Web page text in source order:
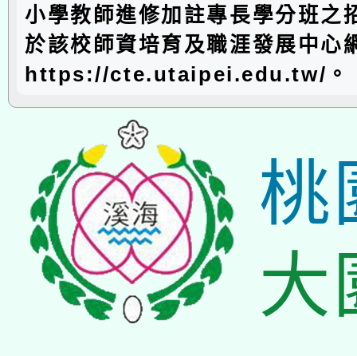
小學教師進修加註專長學分班之
於該校師資培育及職涯發展中心
https://cte.utaipei.edu.tw/。
桃
大